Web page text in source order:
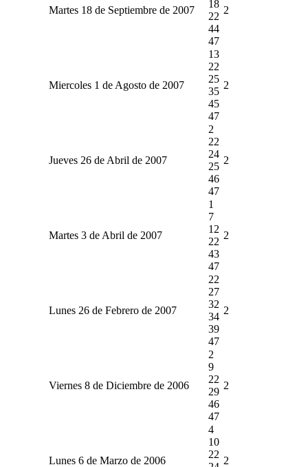
Martes 18 de Septiembre de 2007
18
22
44
47
2
Miercoles 1 de Agosto de 2007
13
22
25
35
45
47
2
Jueves 26 de Abril de 2007
2
22
24
25
46
47
2
Martes 3 de Abril de 2007
1
7
12
22
43
47
2
Lunes 26 de Febrero de 2007
22
27
32
34
39
47
2
Viernes 8 de Diciembre de 2006
2
9
22
29
46
47
2
Lunes 6 de Marzo de 2006
4
10
22
2